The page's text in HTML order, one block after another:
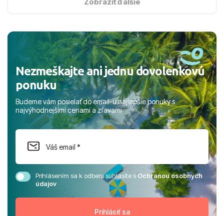
Nezmeškajte ani jednu dovolenkovú
ponuku
Budeme vám posielať do email-u najlepšie ponuky s
najvýhodnejšími cenami a zľavami
Prihlásením sa k odberu súhlasíte sOchranou osobných
údajov